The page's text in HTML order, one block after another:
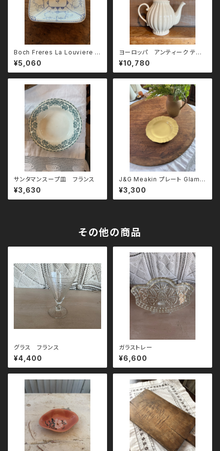
Boch Freres La Louviere ス
クエア深皿
¥5,060
ヨーロッパ アンティーク ティ
ーポット
¥10,780
サンタマンスープ皿 フランス
¥3,630
J&G Meakin プレート Glamo
ur Sunflower
¥3,300
その他の商品
グラス フランス
¥4,400
ガラストレー
¥6,600